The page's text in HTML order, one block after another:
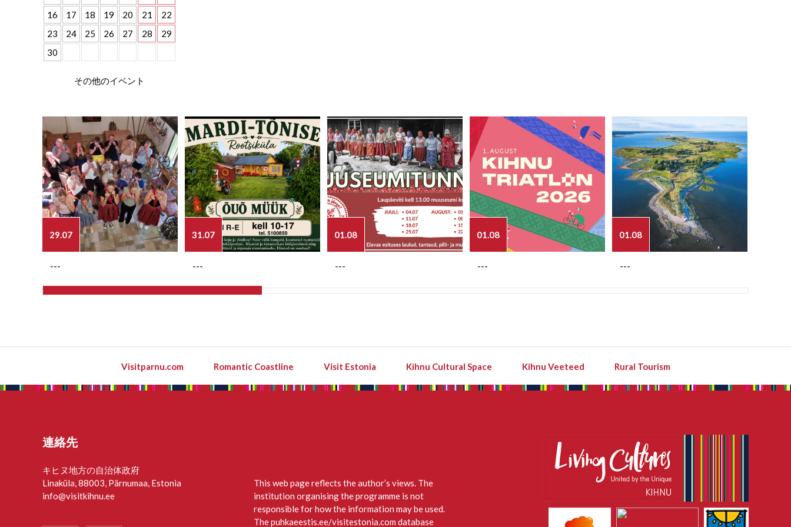
16
17 18 19 20 21
22
23
24 25 26 27 28
29
30
その他のイベント
29.07
---
31.07
---
01.08
---
01.08
---
01.08
---
Visitparnu.com Romantic Coastline Visit Estonia Kihnu Cultural Space Kihnu Veeteed Rural Tourism
連絡先
キヒヌ地方の自治体政府
Linaküla, 88003, Pärnumaa, Estonia
info@visitkihnu.ee
This web page reflects the author’s views. The
institution organising the programme is not
responsible for how the information may be used.
The puhkaeestis.ee/visitestonia.com database